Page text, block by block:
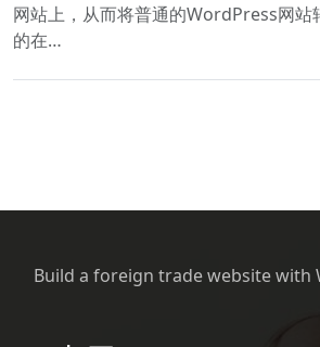
网站上，从而将普通的WordPress网站
的在…
Build a foreign trade website with